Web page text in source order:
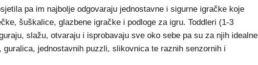
pa im najbolje odgovaraju jednostavne i sigurne igračke koje
šuškalice, glazbene igračke i podloge za igru. Toddleri (1-3
slažu, otvaraju i isprobavaju sve oko sebe pa su za njih idealne
jednostavnih puzzli, slikovnica te raznih senzornih i